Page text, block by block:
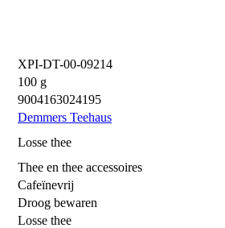
XPI-DT-00-09214
100 g
9004163024195
Demmers Teehaus
Losse thee
Thee en thee accessoires
Cafeïnevrij
Droog bewaren
Losse thee